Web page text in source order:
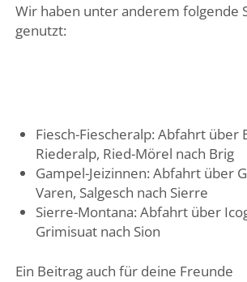
Wir haben unter anderem folgende
genutzt:
Fiesch-Fiescheralp: Abfahrt über
Riederalp, Ried-Mörel nach Brig
Gampel-Jeizinnen: Abfahrt über
Varen, Salgesch nach Sierre
Sierre-Montana: Abfahrt über
Grimisuat nach Sion
Ein Beitrag auch für deine Freunde